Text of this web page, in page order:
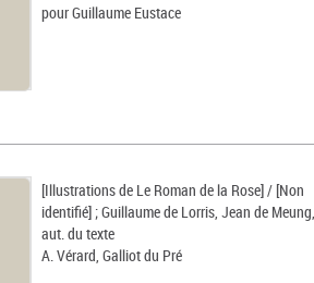
pour Guillaume Eustace
[Illustrations de Le Roman de la Rose] / [Non
identifié] ; Guillaume de Lorris, Jean de Meung,
aut. du texte
A. Vérard, Galliot du Pré